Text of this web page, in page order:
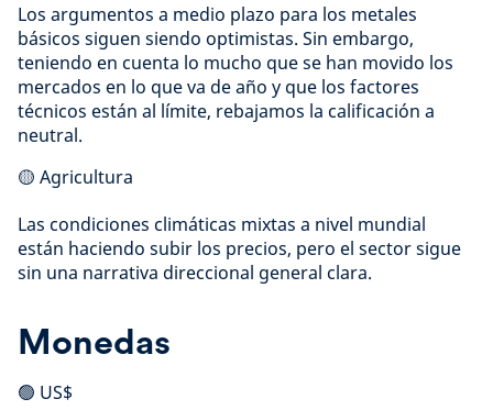
Los argumentos a medio plazo para los metales
básicos siguen siendo optimistas. Sin embargo,
teniendo en cuenta lo mucho que se han movido los
mercados en lo que va de año y que los factores
técnicos están al límite, rebajamos la calificación a
neutral.
🟡 Agricultura
Las condiciones climáticas mixtas a nivel mundial
están haciendo subir los precios, pero el sector sigue
sin una narrativa direccional general clara.
Monedas
🟢 US$